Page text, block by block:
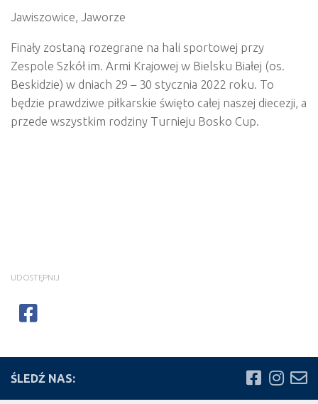
Jawiszowice, Jaworze
Finały zostaną rozegrane na hali sportowej przy
Zespole Szkół im. Armi Krajowej w Bielsku Białej (os.
Beskidzie) w dniach 29 – 30 stycznia 2022 roku. To
będzie prawdziwe piłkarskie święto całej naszej diecezji, a
przede wszystkim rodziny Turnieju Bosko Cup.
UDOSTĘPNIJ
ŚLEDŹ NAS: